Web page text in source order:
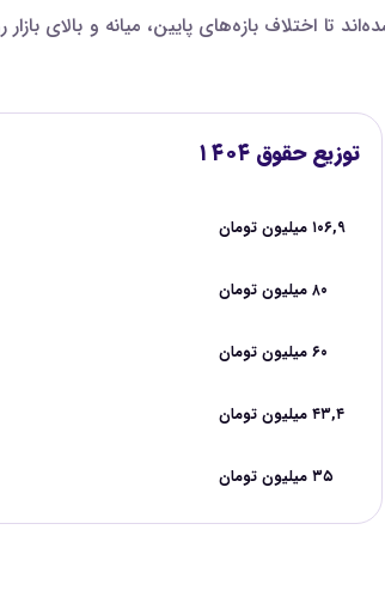
حقوق مدیر عملیات، نظارت و کنترل کیفیت با داده‌های سال ۱۴۰۴ مقایسه شده‌اند تا
توزیع حقوق ۱۴۰۴
۱۰۶,۹ میلیون تومان
۸۰ میلیون تومان
۶۰ میلیون تومان
۴۳,۴ میلیون تومان
۳۵ میلیون تومان